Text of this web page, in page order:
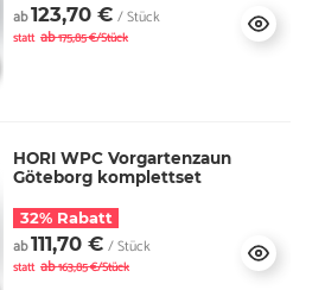
ab123,70 € / Stück
statt ab175,85 €/Stück
HORI WPC Vorgartenzaun
Göteborg komplettset
32% Rabatt
ab111,70 € / Stück
statt ab163,85 €/Stück